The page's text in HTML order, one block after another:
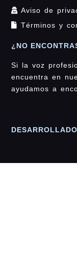
Aviso de
Términos y
¿NO
Si la voz
encuentra en
ayudamos a